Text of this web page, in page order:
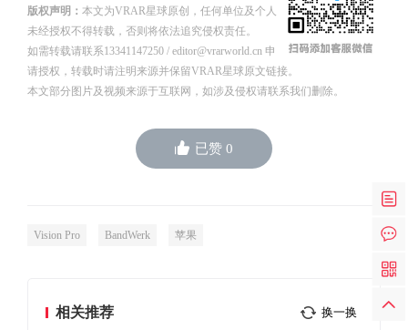
版权声明： 本文为VRAR星球原创，任何单位及个人
未经授权不得转载，否则将依法追究侵权责任。
如需转载请联系13341147250 / editor@vrarworld.cn 申
请授权，转载时请注明来源并保留VRAR星球原文链接。
本文部分图片及视频来源于互联网，如涉及侵权请联系我们删除。
已赞 0
Vision Pro BandWerk 苹果
相关推荐 换一换